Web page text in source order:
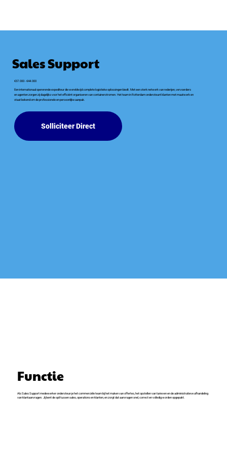
Sales Support
€37.000 - €44.000
Een internationaal opererende expediteur die wereldwijd complete logistieke oplossingen biedt. Met een sterk netwerk van rederijen, vervoerders
en agenten zorgen zij dagelijks voor het efficiënt organiseren van containerstromen. Het team in Rotterdam ondersteunt klanten met maatwerk en
staat bekend om de professionele en persoonlijke aanpak.
Solliciteer Direct
Functie
Als Sales Support medewerker ondersteun je het commerciële team bij het maken van offertes, het opstellen van tarieven en de administratieve afhandeling
van klantaanvragen. Jij bent de spil tussen sales, operations en klanten, en zorgt dat aanvragen snel, correct en volledig worden opgepakt.